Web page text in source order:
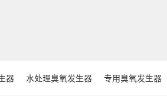
器 水处理臭氧发生器 专用臭氧发生器